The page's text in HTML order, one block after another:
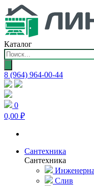
Каталог
Поиск
товаров
8 (964) 964-00-44
0
0,00 ₽
Сантехника
Сантехника
Слив